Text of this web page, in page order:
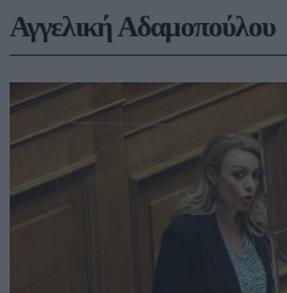
Αγγελική Αδαμοπούλου